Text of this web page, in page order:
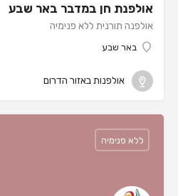
אולפנת חן במדבר באר שבע
אולפנה תורנית ללא פנימיה
באר שבע
אולפנות באזור הדרום
ללא פנימיה